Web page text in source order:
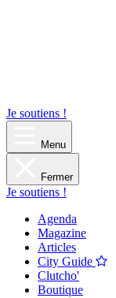
Je soutiens !
Menu
Fermer
Je soutiens !
Agenda
Magazine
Articles
City Guide
Clutcho'
Boutique